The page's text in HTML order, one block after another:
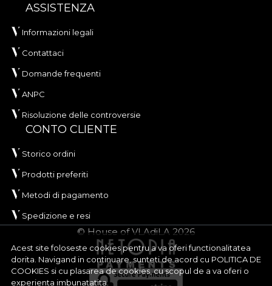
Acest site foloseste cookies pentru a va oferi functionalitatea
dorita. Navigand in continuare, sunteti de acord cu POLITICA DE
COOKIES si cu plasarea de cookies, cu scopul de a va oferi o
experienta imbunatatita.
ASSISTENZA
Informazioni legali
Contattaci
Domande frequenti
ANPC
Risoluzione delle controversie
CONTO CLIENTE
Storico ordini
Prodotti preferiti
Metodi di pagamento
Spedizione e resi
© House of VLAdiLA 2026